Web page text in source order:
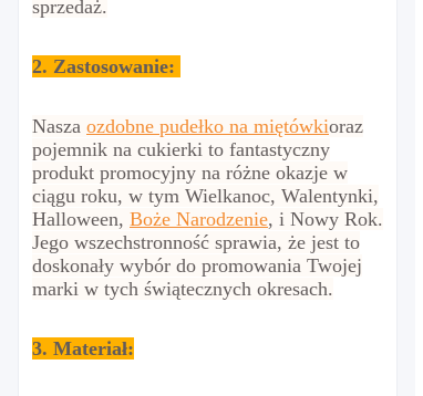
sprzedaż.
2. Zastosowanie:
Nasza ozdobne pudełko na miętówkioraz
pojemnik na cukierki to fantastyczny
produkt promocyjny na różne okazje w
ciągu roku, w tym Wielkanoc, Walentynki,
Halloween, Boże Narodzenie, i Nowy Rok.
Jego wszechstronność sprawia, że jest to
doskonały wybór do promowania Twojej
marki w tych świątecznych okresach.
3. Materiał: